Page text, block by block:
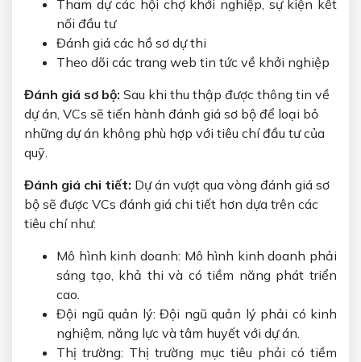
Tham dự các hội chợ khởi nghiệp, sự kiện kết
nối đầu tư
Đánh giá các hồ sơ dự thi
Theo dõi các trang web tin tức về khởi nghiệp
Đánh giá sơ bộ: Sau khi thu thập được thông tin về
dự án, VCs sẽ tiến hành đánh giá sơ bộ để loại bỏ
những dự án không phù hợp với tiêu chí đầu tư của
quỹ.
Đánh giá chi tiết: Dự án vượt qua vòng đánh giá sơ
bộ sẽ được VCs đánh giá chi tiết hơn dựa trên các
tiêu chí như:
Mô hình kinh doanh: Mô hình kinh doanh phải
sáng tạo, khả thi và có tiềm năng phát triển
cao.
Đội ngũ quản lý: Đội ngũ quản lý phải có kinh
nghiệm, năng lực và tâm huyết với dự án.
Thị trường: Thị trường mục tiêu phải có tiềm